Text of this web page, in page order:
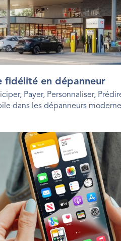
fidélité en dépanneur
Payer, Personnaliser,
dans les dépanneurs